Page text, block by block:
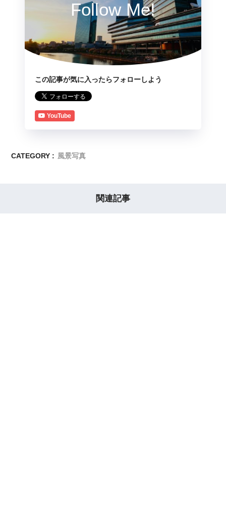
Follow Me!
この記事が気に入ったらフォローしよう
YouTube
CATEGORY : 風景写真
関連記事